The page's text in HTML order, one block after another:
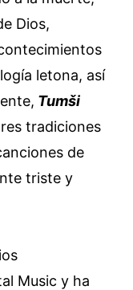
Dios,
letona, así
Tumši
tradiciones
de
triste y
Music y ha